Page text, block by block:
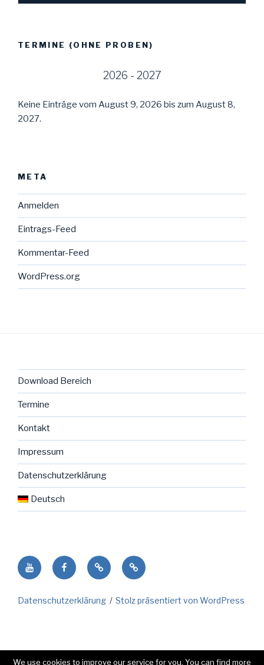
TERMINE (OHNE PROBEN)
2026 - 2027
Keine Einträge vom August 9, 2026 bis zum August 8,
2027.
META
Anmelden
Eintrags-Feed
Kommentar-Feed
WordPress.org
Download Bereich
Termine
Kontakt
Impressum
Datenschutzerklärung
Deutsch
Youtube facebookNENO
Seite
der
Deutsch
Datenschutzerklärung Stolz präsentiert von WordPress
We use cookies to improve our service for you. You can find more